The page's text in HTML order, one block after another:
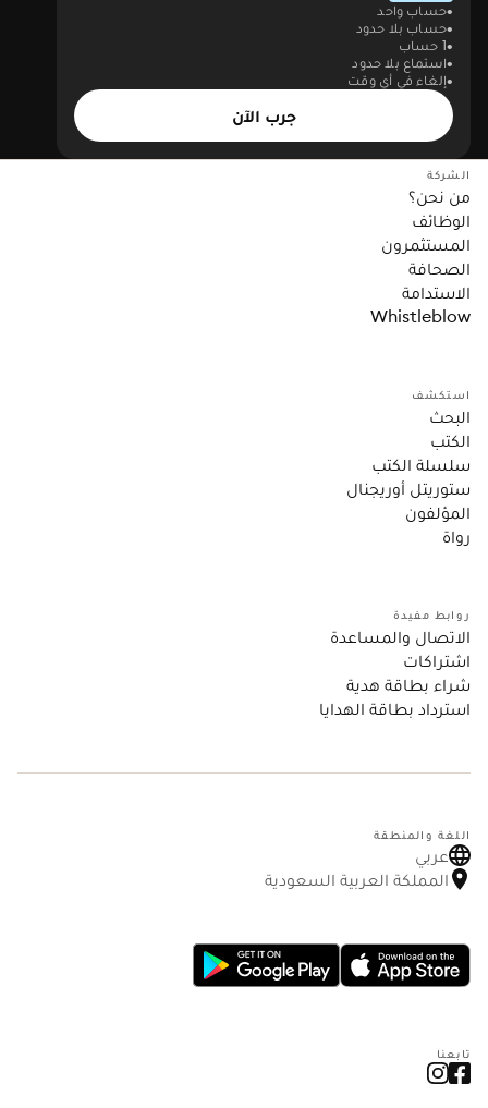
حساب واحد
حساب بلا حدود
1 حساب
استماع بلا حدود
إلغاء في أي وقت
جرب الآن
الشركة
من نحن؟
الوظائف
المستثمرون
الصحافة
الاستدامة
Whistleblow
استكشف
البحث
الكتب
سلسلة الكتب
ستوريتل أوريجنال
المؤلفون
رواة
روابط مفيدة
الاتصال والمساعدة
اشتراكات
شراء بطاقة هدية
استرداد بطاقة الهدايا
اللغة والمنطقة
عربي
المملكة العربية السعودية
تابعنا